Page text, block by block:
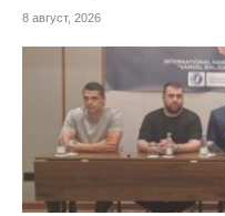
8 август, 2026